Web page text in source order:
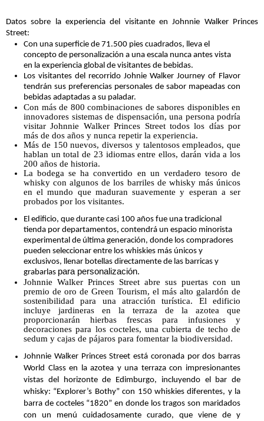
Datos sobre la experiencia del visitante en Johnnie Walker Princes
Street:
Con una superficie de 71.500 pies cuadrados, lleva el
concepto de personalización a una escala nunca antes vista
en la experiencia global de visitantes de bebidas.
Los visitantes del recorrido Johnie Walker Journey of Flavor
tendrán sus preferencias personales de sabor mapeadas con
bebidas adaptadas a su paladar.
Con más de 800 combinaciones de sabores disponibles en
innovadores sistemas de dispensación, una persona podría
visitar Johnnie Walker Princes Street todos los días por
más de dos años y nunca repetir la experiencia.
Más de 150 nuevos, diversos y talentosos empleados, que
hablan un total de 23 idiomas entre ellos, darán vida a los
200 años de historia.
La bodega se ha convertido en un verdadero tesoro de
whisky con algunos de los barriles de whisky más únicos
en el mundo que maduran suavemente y esperan a ser
probados por los visitantes.
El edificio, que durante casi 100 años fue una tradicional
tienda por departamentos, contendrá un espacio minorista
experimental de última generación, donde los compradores
pueden seleccionar entre los whiskies más únicos y
exclusivos, llenar botellas directamente de las barricas y
grabarlas para personalización.
Johnnie Walker Princes Street abre sus puertas con un
premio de oro de Green Tourism, el más alto galardón de
sostenibilidad para una atracción turística. El edificio
incluye jardineras en la terraza de la azotea que
proporcionarán hierbas frescas para infusiones y
decoraciones para los cocteles, una cubierta de techo de
sedum y cajas de pájaros para fomentar la biodiversidad.
Johnnie Walker Princes Street está coronada por dos barras
World Class en la azotea y una terraza con impresionantes
vistas del horizonte de Edimburgo, incluyendo el bar de
whisky: “Explorer’s Bothy” con 150 whiskies diferentes, y la
barra de cocteles “1820” en donde los tragos son maridados
con un menú cuidadosamente curado, que viene de y